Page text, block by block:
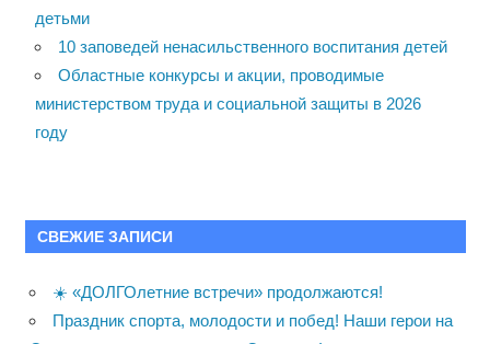
детьми
10 заповедей ненасильственного воспитания детей
Областные конкурсы и акции, проводимые
министерством труда и социальной защиты в 2026
году
СВЕЖИЕ ЗАПИСИ
☀️ «ДОЛГОлетние встречи» продолжаются!
Праздник спорта, молодости и побед! Наши герои на